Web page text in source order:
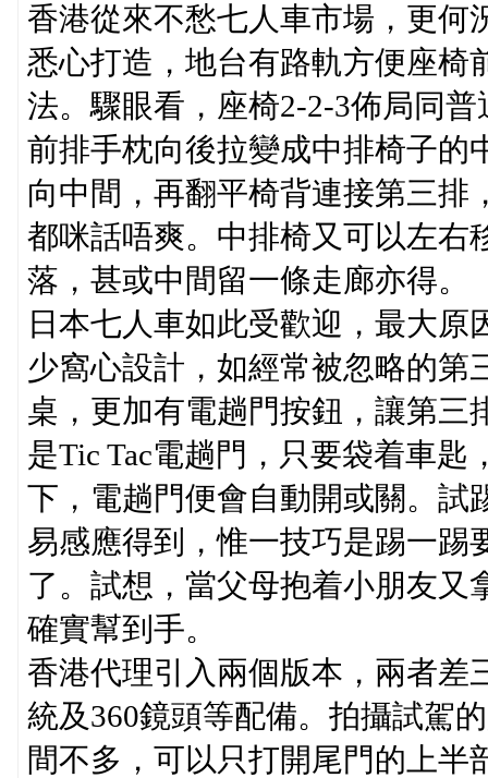
香港從來不愁七人車市場，更何
悉心打造，地台有路軌方便座椅
法。驟眼看，座椅2-2-3佈局同
前排手枕向後拉變成中排椅子的
向中間，再翻平椅背連接第三排
都咪話唔爽。中排椅又可以左右
落，甚或中間留一條走廊亦得。
日本七人車如此受歡迎，最大原
少窩心設計，如經常被忽略的第
桌，更加有電趟門按鈕，讓第三
是Tic Tac電趟門，只要袋着車
下，電趟門便會自動開或關。試
易感應得到，惟一技巧是踢一踢
了。試想，當父母抱着小朋友又
確實幫到手。
香港代理引入兩個版本，兩者差
統及360鏡頭等配備。拍攝試駕
間不多，可以只打開尾門的上半